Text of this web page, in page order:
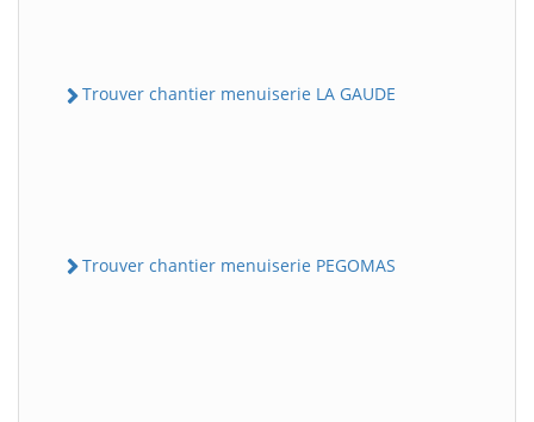
Trouver chantier menuiserie LA GAUDE
Trouver chantier menuiserie PEGOMAS